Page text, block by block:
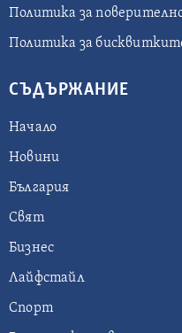
Политика за
Политика за
СЪДЪРЖАНИЕ
Начало
Новини
България
Свят
Бизнес
Лайфстайл
Спорт